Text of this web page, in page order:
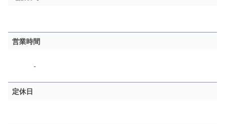
営業時間
-
定休日